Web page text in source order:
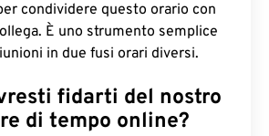
condividere questo orario con
È uno strumento semplice
in due fusi orari diversi.
fidarti del nostro
di tempo online?